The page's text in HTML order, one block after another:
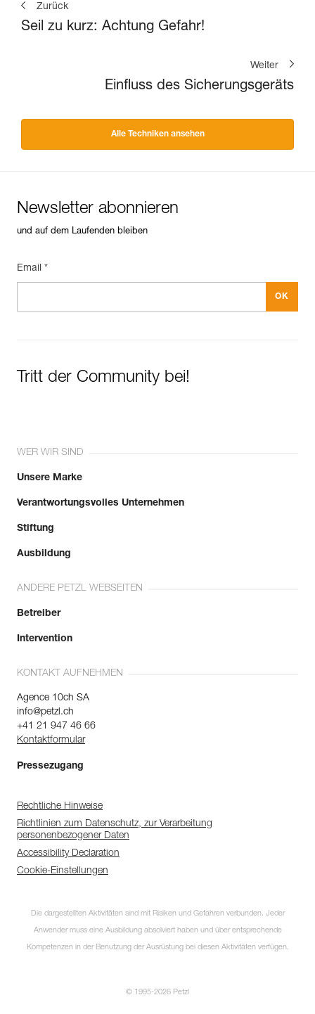
Zurück
Seil zu kurz: Achtung Gefahr!
Weiter
Einfluss des Sicherungsgeräts
Alle Techniken ansehen
Newsletter abonnieren
und auf dem Laufenden bleiben
Email *
Tritt der Community bei!
WER WIR SIND
Unsere Marke
Verantwortungsvolles Unternehmen
Stiftung
Ausbildung
ANDERE PETZL WEBSEITEN
Betreiber
Intervention
KONTAKT AUFNEHMEN
Agence 10ch SA
info@petzl.ch
+41 21 947 46 66
Kontaktformular
Pressezugang
Rechtliche Hinweise
Richtlinien zum Datenschutz, zur Verarbeitung
personenbezogener Daten
Accessibility Declaration
Cookie-Einstellungen
Die dargestellten Aktivitäten sind mit Risiken und Gefahren verbunden. Jeder
Anwender muss eine Ausbildung absolviert haben und über entsprechende
Kompetenzen in der Benutzung der Ausrüstung bei diesen Aktivitäten verfügen.
© 1995-2026 Petzl